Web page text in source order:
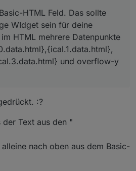
HTML Feld. Das sollte
WIdget sein für deine
HTML mehrere Datenpunkte
und overflow-y
:?
Text aus den "
nach oben aus dem Basic-